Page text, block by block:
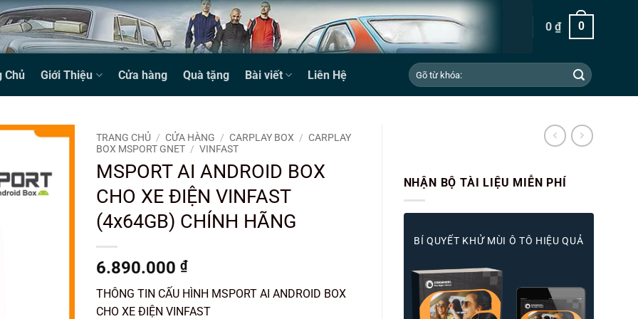
0₫ 0
Chủ Giới Thiệu Cửa hàng Quà tặng Bài viết Liên Hệ
Tìm
kiếm:
TRANG CHỦ / CỬA HÀNG / CARPLAY BOX / CARPLAY
BOX MSPORT GNET / VINFAST
MSPORT AI ANDROID BOX
CHO XE ĐIỆN VINFAST
(4x64GB) CHÍNH HÃNG
6.890.000 ₫
THÔNG TIN CẤU HÌNH MSPORT AI ANDROID BOX
CHO XE ĐIỆN VINFAST
NHẬN BỘ TÀI LIỆU MIỄN PHÍ
BÍ QUYẾT KHỬ MÙI Ô TÔ HIỆU QUẢ